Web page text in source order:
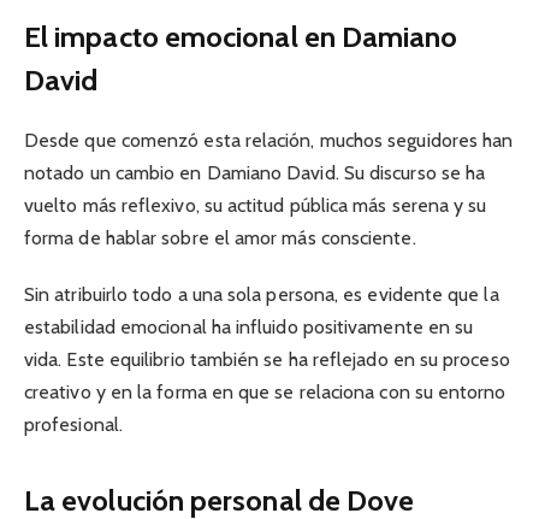
El impacto emocional en Damiano
David
Desde que comenzó esta relación, muchos seguidores han
notado un cambio en Damiano David. Su discurso se ha
vuelto más reflexivo, su actitud pública más serena y su
forma de hablar sobre el amor más consciente.
Sin atribuirlo todo a una sola persona, es evidente que la
estabilidad emocional ha influido positivamente en su
vida. Este equilibrio también se ha reflejado en su proceso
creativo y en la forma en que se relaciona con su entorno
profesional.
La evolución personal de Dove